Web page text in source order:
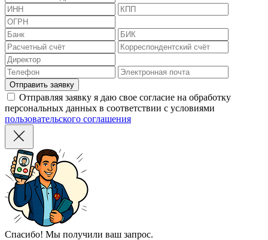
Отправить заявку
Отправляя заявку я даю свое согласие на обработку
персональных данных в соответствии с условиями
пользовательского соглашения
Спасибо! Мы получили ваш запрос.